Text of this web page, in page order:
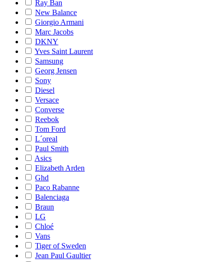
Ray Ban
New Balance
Giorgio Armani
Marc Jacobs
DKNY
Yves Saint Laurent
Samsung
Georg Jensen
Sony
Diesel
Versace
Converse
Reebok
Tom Ford
L´oreal
Paul Smith
Asics
Elizabeth Arden
Ghd
Paco Rabanne
Balenciaga
Braun
LG
Chloé
Vans
Tiger of Sweden
Jean Paul Gaultier